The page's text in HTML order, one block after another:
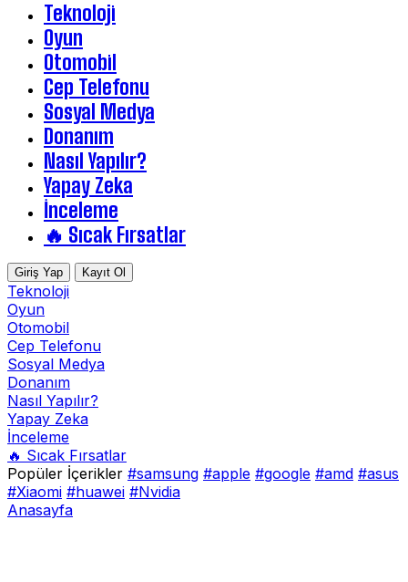
Teknoloji
Oyun
Otomobil
Cep Telefonu
Sosyal Medya
Donanım
Nasıl Yapılır?
Yapay Zeka
İnceleme
🔥 Sıcak Fırsatlar
Giriş Yap Kayıt Ol
Teknoloji
Oyun
Otomobil
Cep Telefonu
Sosyal Medya
Donanım
Nasıl Yapılır?
Yapay Zeka
İnceleme
🔥 Sıcak Fırsatlar
Popüler İçerikler #samsung #apple #google #amd #asus
#Xiaomi #huawei #Nvidia
Anasayfa